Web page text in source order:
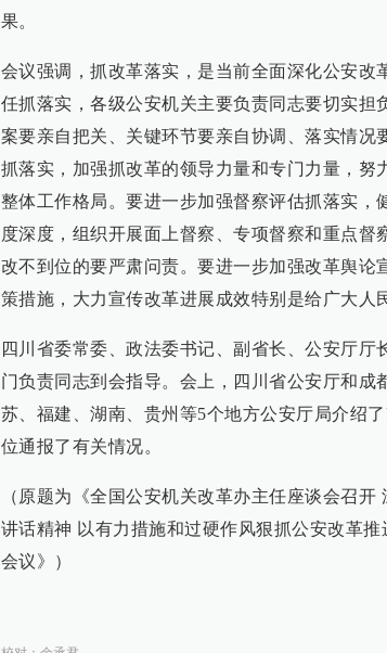
果。
会议强调，抓改革落实，是当前全面深化公安改
任抓落实，各级公安机关主要负责同志要切实担
案要亲自把关、关键环节要亲自协调、落实情况
抓落实，加强抓改革的领导力量和专门力量，努
整体工作格局。要进一步加强督察评估抓落实，
度深度，组织开展面上督察、专项督察和重点
改不到位的要严肃问责。要进一步加强改革舆论
策措施，大力宣传改革进展成效特别是给广大人
四川省委常委、政法委书记、副省长、公安厅厅
门负责同志到会指导。会上，四川省公安厅和成
苏、福建、湖南、贵州等5个地方公安厅局介绍
位通报了有关情况。
（原题为《全国公安机关改革办主任座谈会召
讲话精神 以有力措施和过硬作风狠抓公安改革
会议》）